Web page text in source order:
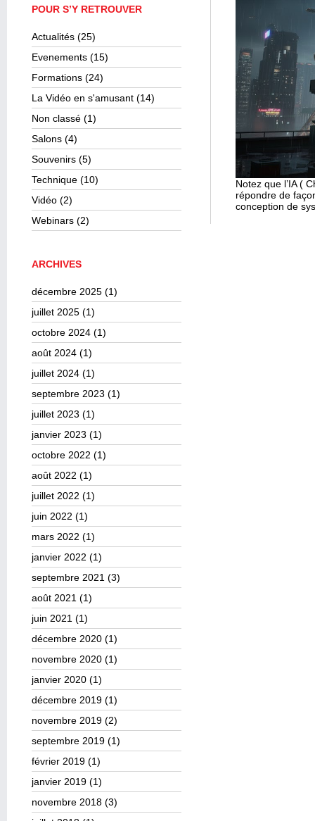
POUR S’Y RETROUVER
Actualités (25)
Evenements (15)
Formations (24)
La Vidéo en s'amusant (14)
Non classé (1)
Salons (4)
Souvenirs (5)
Technique (10)
Vidéo (2)
Webinars (2)
ARCHIVES
décembre 2025 (1)
juillet 2025 (1)
octobre 2024 (1)
août 2024 (1)
juillet 2024 (1)
septembre 2023 (1)
juillet 2023 (1)
janvier 2023 (1)
octobre 2022 (1)
août 2022 (1)
juillet 2022 (1)
juin 2022 (1)
mars 2022 (1)
janvier 2022 (1)
septembre 2021 (3)
août 2021 (1)
juin 2021 (1)
décembre 2020 (1)
novembre 2020 (1)
janvier 2020 (1)
décembre 2019 (1)
novembre 2019 (2)
septembre 2019 (1)
février 2019 (1)
janvier 2019 (1)
novembre 2018 (3)
Notez que l’IA (
répondre de
conception de